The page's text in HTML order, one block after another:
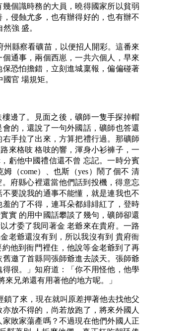
個識時務的大員，曉得國家所以貧弱
侵蝕尤多，也有辦得好的，也有辦不
強 盛。
縣察看礦苗，以便招人開彩。這番來
通事，兩個西崽，一共六個人，早來
恐怕擔錯，立刻進城稟報，偏偏碰著
官 場規矩。
邊了。見面之後，礦師一隻手探掉帽
的，還說了一句外國話，礦師也答還
手拉了出來，方算把禮行過。那礦師
來格吱 格吱的響，渾身小衫褲子，一
虧他中國禮信還不曾 忘記。一時分賓
（come）、也斯（yes）鬧了個不 清
府縣心裡還當他們話到投機，得意忘
要說我的通事不能懂，就是連我也不
的了不得，連耳朵都緋緋紅了，登時
實 的用中國話攀談了幾句，礦師卻還
才委了我同著金 老爺來在貴府。一路
老爺還沒有到，所以我沒有到 貴府衙
他到衙門裡住，他說等金老爺到了再
邀了首縣同張師爺進去談天。張師爺
很。」知府道：「你不用怪他，他學
兄弟還有用著他的地方呢。」
了來，現在就叫原差押著他去找他父
放不得的，尚若放跑了，將來外國人
敗家蕩產嗎？不過現在他們外國人正